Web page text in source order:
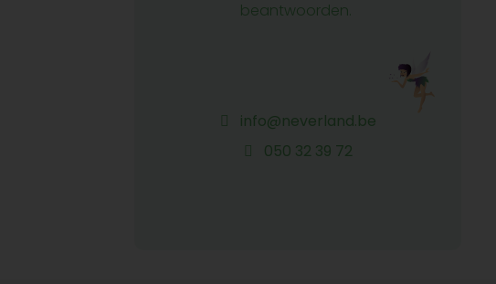
beantwoorden.
info@neverland.be
050 32 39 72